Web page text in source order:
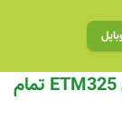
کابل برق 3 در 2.5 اعتماد کابل البرز مدل ETM325 تمام